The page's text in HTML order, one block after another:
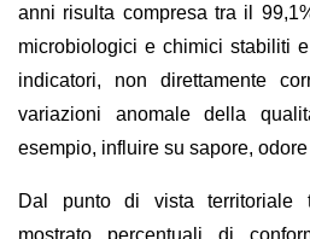
anni risulta compresa tra il
microbiologici e chimici stabiliti
indicatori, non direttamente
variazioni anomale della
esempio, influire su sapore,
Dal punto di vista territoriale
mostrato percentuali di